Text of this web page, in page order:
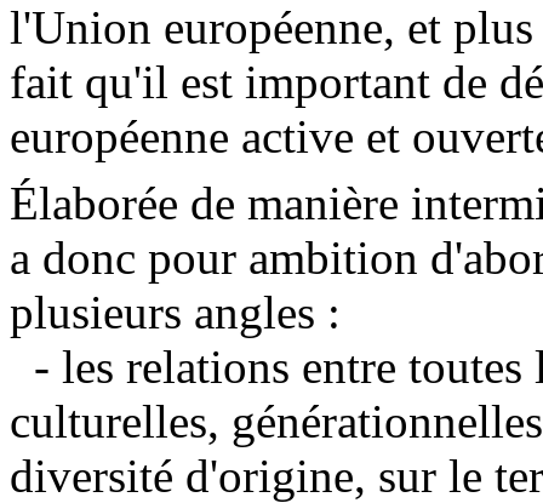
l'Union européenne, et
fait qu'il est important de
européenne active et
Élaborée de manière
a donc pour ambition
plusieurs angles :
- les relations entre toutes
culturelles,
diversité d'origine, sur le